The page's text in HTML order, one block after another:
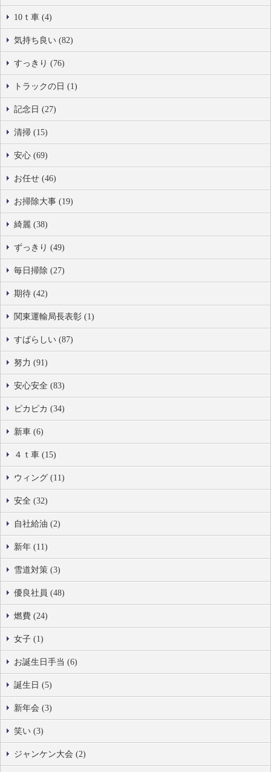
10ｔ車 (4)
気持ち良い (82)
すっきり (76)
トラックの日 (1)
記念日 (27)
清掃 (15)
安心 (69)
お任せ (46)
お掃除大事 (19)
綺麗 (38)
ずっきり (49)
毎日掃除 (27)
期待 (42)
関東運輸局長表彰 (1)
すばらしい (87)
努力 (91)
安心安全 (83)
ピカピカ (34)
新車 (6)
４ｔ車 (15)
ウィング (11)
安全 (32)
自社給油 (2)
新年 (11)
雪道対策 (3)
優良社員 (48)
燃費 (24)
女子 (1)
お誕生日手当 (6)
誕生日 (5)
新年会 (3)
笑い (3)
ジャンケン大会 (2)